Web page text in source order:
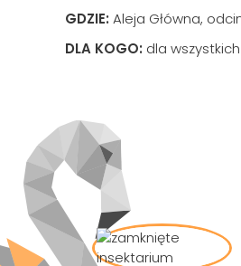
GDZIE: Aleja Główna,
DLA KOGO: dla